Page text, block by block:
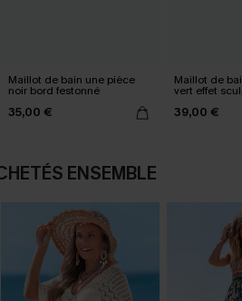
Maillot de bain une pièce
noir bord festonné
35,00 €
Maillot de
vert effet
39,00 €
ENSEMBLE